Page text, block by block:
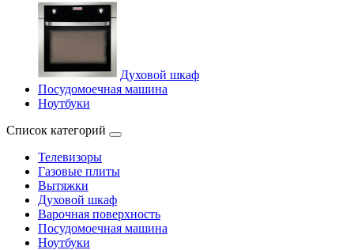
Духовой шкаф
Посудомоечная машина
Ноутбуки
Список категорий
Телевизоры
Газовые плиты
Вытяжки
Духовой шкаф
Варочная поверхность
Посудомоечная машина
Ноутбуки